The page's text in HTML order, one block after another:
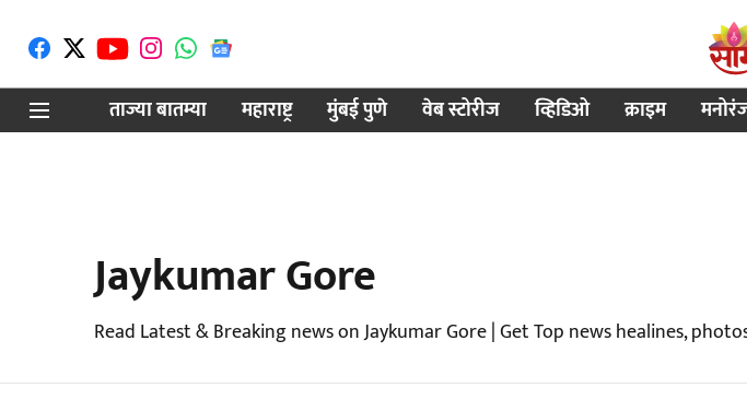
ताज्या बातम्या
महाराष्ट्र मुंबई पुणे वेब स्टोरीज व्हिडिओ क्राइम
Jaykumar Gore
Read Latest & Breaking news on Jaykumar Gore | Get Top news healines,